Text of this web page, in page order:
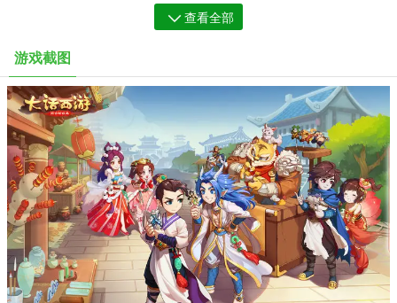
传世陶艺，盛唐精粹。随着大话西游国风嘉年华的到来，《大话西
游》手游盛唐匠心活动同步开启，传递国风文化精粹，体验国风江
湖，更有海量嘉年华福利等你来拿！
国风嘉年华：兄弟相聚 国风盛会
无差别争霸：群英奋战 问鼎全国
鎏金宝鉴：福犬降世 臻品手办
盛唐匠心：传世陶艺 海量福利
【游戏特色】
-二十四大主角 精致画面
查看全部
游戏截图